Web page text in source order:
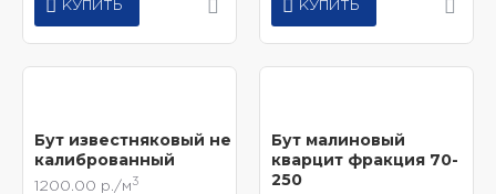
КУПИТЬ КУПИТЬ
Бут известняковый не
калиброванный
1200.00 р./м 3
Бут малиновый
кварцит фракция 70-
250